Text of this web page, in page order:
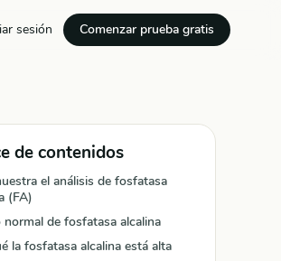
sesión Comenzar prueba gratis
de contenidos
el análisis de fosfatasa
(FA)
normal de fosfatasa alcalina
la fosfatasa alcalina está alta